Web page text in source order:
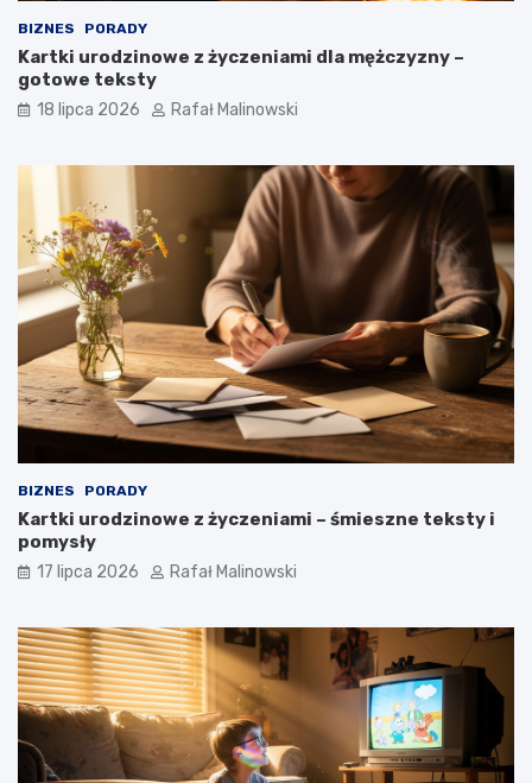
BIZNES PORADY
Kartki urodzinowe z życzeniami dla mężczyzny –
gotowe teksty
18 lipca 2026 Rafał Malinowski
BIZNES PORADY
Kartki urodzinowe z życzeniami – śmieszne teksty i
pomysły
17 lipca 2026 Rafał Malinowski